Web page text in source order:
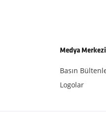
Medya Merkezi
Basın
Logolar